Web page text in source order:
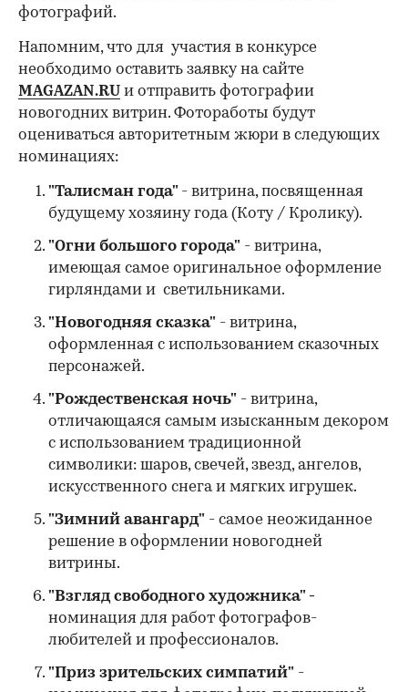
фотографий.
Напомним, что для участия в конкурсе
необходимо оставить заявку на сайте
MAGAZAN.RU и отправить фотографии
новогодних витрин. Фотоработы будут
оцениваться авторитетным жюри в следующих
номинациях:
"Талисман года" - витрина, посвященная
будущему хозяину года (Коту / Кролику).
"Огни большого города" - витрина,
имеющая самое оригинальное оформление
гирляндами и светильниками.
"Новогодняя сказка" - витрина,
оформленная с использованием сказочных
персонажей.
"Рождественская ночь" - витрина,
отличающаяся самым изысканным декором
с использованием традиционной
символики: шаров, свечей, звезд, ангелов,
искусственного снега и мягких игрушек.
"Зимний авангард" - самое неожиданное
решение в оформлении новогодней
витрины.
"Взгляд свободного художника" -
номинация для работ фотографов-
любителей и профессионалов.
"Приз зрительских симпатий" -